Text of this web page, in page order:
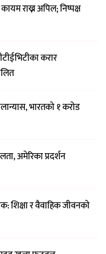
राख्न अपिल; निष्पक्ष
करार
भारतको १ करोड
अमेरिका प्रदर्शन
शिक्षा र वैवाहिक जीवनको